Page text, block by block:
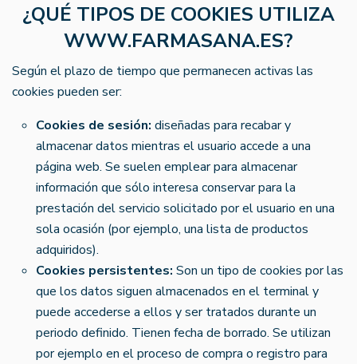
¿QUÉ TIPOS DE COOKIES UTILIZA
WWW.FARMASANA.ES?
Según el plazo de tiempo que permanecen activas las
cookies pueden ser:
Cookies de sesión: diseñadas para recabar y
almacenar datos mientras el usuario accede a una
página web. Se suelen emplear para almacenar
información que sólo interesa conservar para la
prestación del servicio solicitado por el usuario en una
sola ocasión (por ejemplo, una lista de productos
adquiridos).
Cookies persistentes: Son un tipo de cookies por las
que los datos siguen almacenados en el terminal y
puede accederse a ellos y ser tratados durante un
periodo definido. Tienen fecha de borrado. Se utilizan
por ejemplo en el proceso de compra o registro para